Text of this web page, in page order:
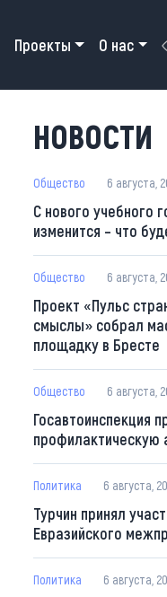
Проекты О нас
НОВОСТИ
Общество 6 августа,
С нового учебного
изменится – что
Общество 6 августа,
Проект «Пульс
смыслы» собрал
площадку в Бресте
Общество 6 августа,
Госавтоинспекция
профилактическую
Политика 6 августа,
Турчин принял
Евразийского
Политика 6 августа,